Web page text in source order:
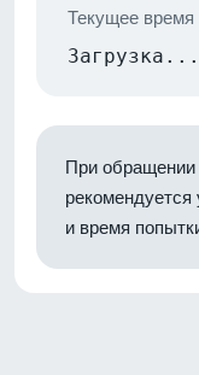
Текущее время
Загрузка...
При
и время